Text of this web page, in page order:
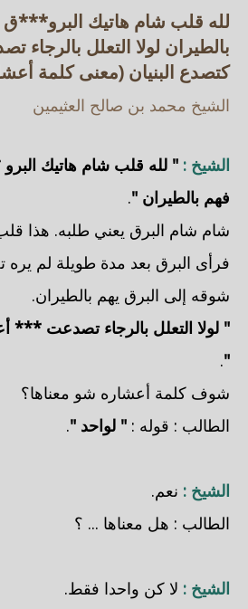
لله قلب شام هاتيك البرو***ق
بالطيران لولا التعلل
كتصدع البنيان (معنى كلمة
الشيخ محمد بن صالح العثيمين
الشيخ : " لله قلب شام هاتيك
فهم بالطيران ".
شام شام البرق يعني طلبه. هذا
فرأى البرق بعد مدة طويلة لم
شوقه إلى البرق يهم بالطيران.
" لولا التعلل بالرجاء تصدعت ***
"
.
شوف كلمة أعشاره شو معناها؟
الطالب : قوله : " لواحد ".
الشيخ : نعم.
الطالب : هل معناها ... ؟
الشيخ : لا كن واحدا فقط.